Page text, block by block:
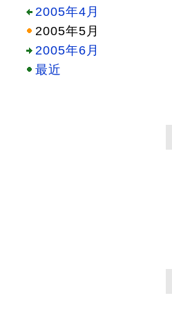
2005年4月
2005年5月
2005年6月
最近